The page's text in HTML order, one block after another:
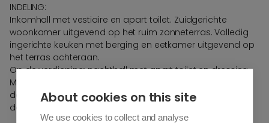
INDELING:
Inkomhall met vestiaire en apart toilet. Zuidgerichte
woonkamer uitgevend op het ruim zonneterras. Volledig
ingerichte keuken met berging en eetkamer uitgevend op
het terras achteraan.
Op de verdieping: nachthall met apart toilet en dressing.
Masterslaapkamer uitgevend op een zonneterras met
douchekamer. Tweede slaapkamer en suite
douchekamer.
About cookies on this site
We use cookies to collect and analyse